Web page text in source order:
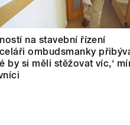
na stavební řízení
ombudsmanky
by si měli stěžovat víc,‘